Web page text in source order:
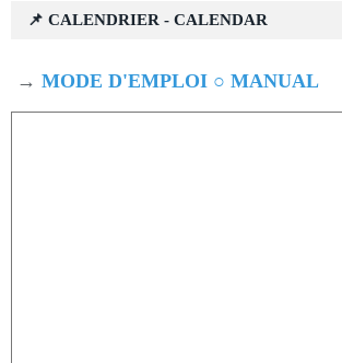
📌 CALENDRIER - CALENDAR
→ MODE D'EMPLOI ○ MANUAL